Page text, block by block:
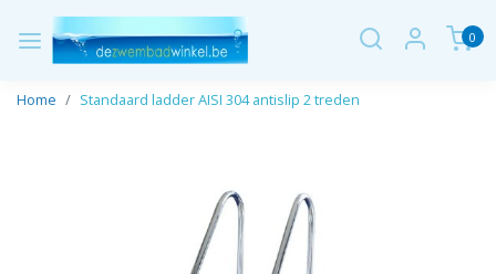
0
Home Standaard ladder AISI 304 antislip 2 treden